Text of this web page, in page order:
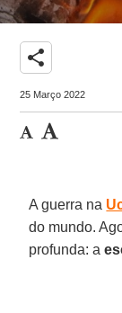
share
25 Março 2022
A guerra na
do mundo.
profunda: a